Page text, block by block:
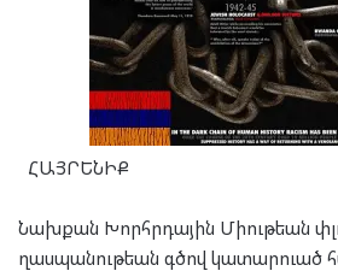
ՀԱՅՐԵՆԻՔ
Նախ­քան Խորհր­դա­յին Միու­թեան
ղաս­պա­նու­թեան գծով կա­տար­ուած